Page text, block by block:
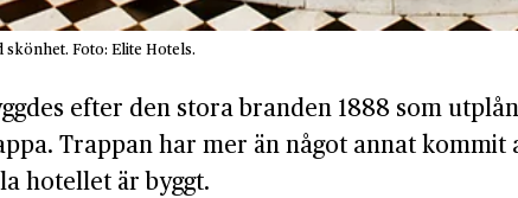
Foto: Elite Hotels.
efter den stora branden 1888 som
Trappan har mer än något annat
hotellet är byggt.